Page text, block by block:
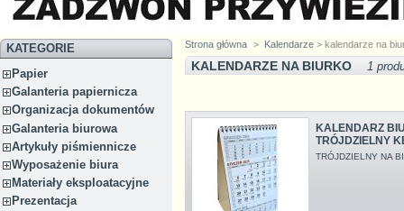
KATEGORIE
Papier
Galanteria papiernicza
Organizacja dokumentów
Galanteria biurowa
Artykuły piśmiennicze
Wyposażenie biura
Materiały eksploatacyjne
Prezentacja
Strona główna > Kalendarze > kalendarze na
KALENDARZE NA BIURKO 1
KALENDARZ
TRÓJDZIELNY
TRÓJDZIELNY NA